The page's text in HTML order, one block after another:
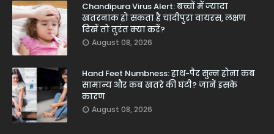
Chandipura Virus Alert: बच्चों में ज्यादा
खतरनाक हो सकता है चांदीपुरा वायरस, लक्षण
दिखें तो तुरंत क्या करें?
August 08, 2026
Hand Feet Numbness: हाथ-पैर सुन्न होना कब
सामान्य और कब खतरे की घंटी? जानें इसके
कारण
August 08, 2026